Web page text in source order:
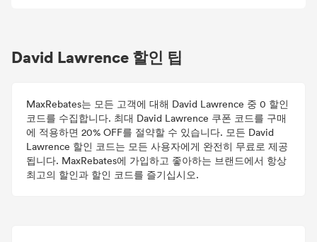
David Lawrence 할인 팁
MaxRebates는 모든 고객에 대해 David Lawrence 중 0 할인
코드를 수집합니다. 최대 David Lawrence 쿠폰 코드를 구매
에 적용하면 20% OFF를 절약할 수 있습니다. 모든 David
Lawrence 할인 코드는 모든 사용자에게 완전히 무료로 제공
됩니다. MaxRebates에 가입하고 좋아하는 브랜드에서 항상
최고의 할인과 할인 코드를 즐기십시오.